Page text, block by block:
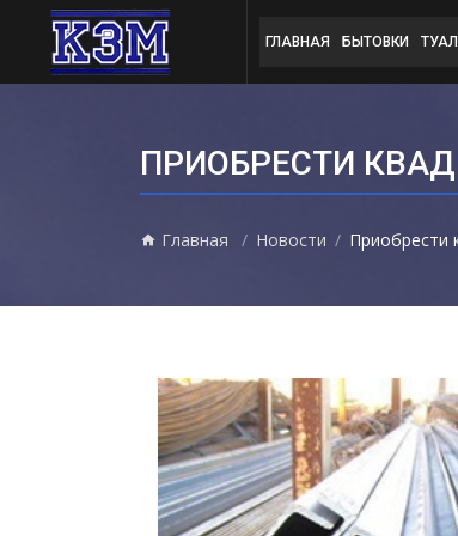
ГЛАВНАЯ БЫТОВКИ
ПРИОБРЕСТИ
Главная Новости Приобрести